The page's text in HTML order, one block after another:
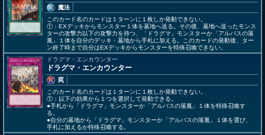
魔法
このカード名のカードは１ターンに１枚しか発動できない。
①：EXデッキからモンスター１体を墓地へ送る。その後、墓地へ送ったモンス
ターの攻撃力以下の攻撃力を持つ、「ドラグマ」モンスターか「アルバスの落
胤」１体を自分のデッキ・墓地から手札に加える。このカードの発動後、ター
ン終了時まで自分はEXデッキからモンスターを特殊召喚できない。
ドラグマ・エンカウンター
ドラグマ・エンカウンター
罠
このカード名のカードは１ターンに１枚しか発動できない。
①：以下の効果から１つを選択して発動できる。
●手札から「ドラグマ」モンスターか「アルバスの落胤」１体を特殊召喚す
る。
●自分の墓地から「ドラグマ」モンスターか「アルバスの落胤」１体を選び、
手札に加えるか特殊召喚する。